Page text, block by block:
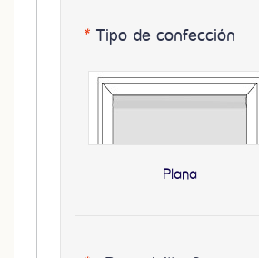
* Tipo de confección
Plana